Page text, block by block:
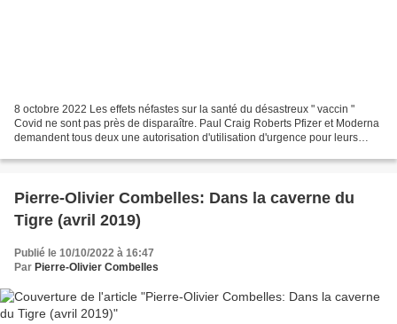
8 octobre 2022 Les effets néfastes sur la santé du désastreux " vaccin "
Covid ne sont pas près de disparaître. Paul Craig Roberts Pfizer et Moderna
demandent tous deux une autorisation d'utilisation d'urgence pour leurs
Pierre-Olivier Combelles: Dans la caverne du
Tigre (avril 2019)
Publié le 10/10/2022 à 16:47
Par Pierre-Olivier Combelles